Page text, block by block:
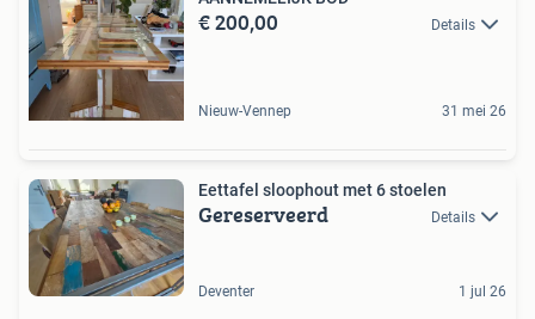
€ 200,00 Details
Nieuw-Vennep 31 mei 26
Eettafel sloophout met 6 stoelen
Gereserveerd Details
Deventer 1 jul 26